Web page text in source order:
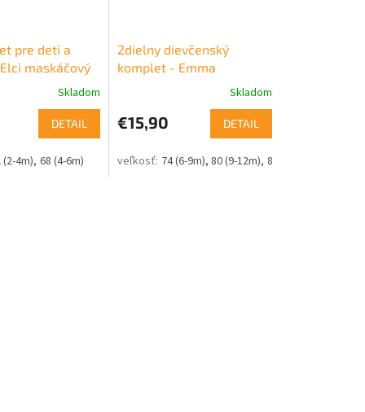
pre deti a
maskáčový
Skladom
DETAIL
(2-4m) 68 (4-6m)
2dielny dievčenský
komplet - Emma
Skladom
€15,90 DETAIL
74 (6-9m) 80 (9-12m) 86 (12-18m)